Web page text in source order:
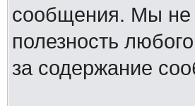
сообщения. Мы не
полезность
за содержание